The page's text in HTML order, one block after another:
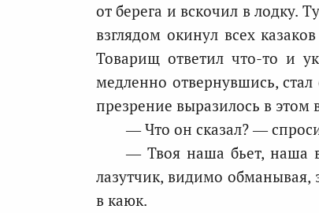
от берега и вскочил в лодку.
взглядом окинул всех
Товарищ ответил что-то и
медленно отвернувшись, стал
презрение выразилось в этом
— Что он сказал? —
— Твоя наша бьет, наша
лазутчик, видимо обманывая,
в каюк.